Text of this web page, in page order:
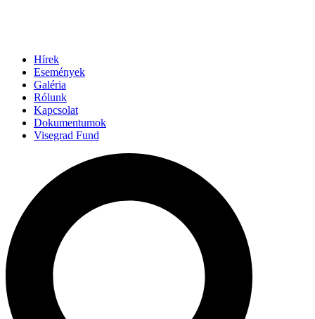
Hírek
Események
Galéria
Rólunk
Kapcsolat
Dokumentumok
Visegrad Fund